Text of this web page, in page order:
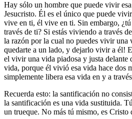
Hay sólo un hombre que puede vivir
Jesucristo. Él es el único que puede
vive en ti, él vive en ti. Sin embargo,
través de ti? Si estás viviendo a través
la razón por la cual no puedes vivir una
quedarte a un lado, y dejarlo vivir a él!
el vivir una vida piadosa y justa delante
vida, porque él vivió esa vida hace dos
simplemente libera esa vida en y a
Recuerda esto: la santificación no
la santificación es una vida sustituida.
un trueque. No más tú mismo, es Cristo